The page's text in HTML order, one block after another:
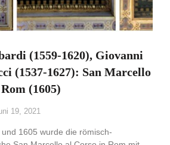
(1559-1620), Giovanni
(1537-1627): San Marcello
(1605)
19, 2021
1605 wurde die römisch-